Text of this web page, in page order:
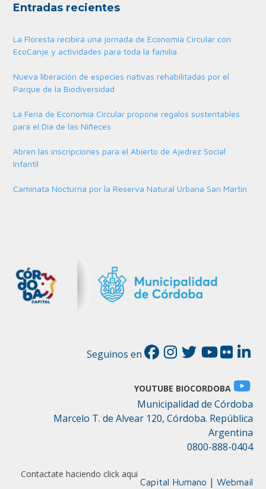
Entradas recientes
La Floresta recibirá una jornada de Economía Circular con
EcoCanje y actividades para toda la familia
Nueva liberación de especies nativas rehabilitadas por el
Parque de la Biodiversidad
La Feria de Economía Circular propone regalos sustentables
para el Día de las Niñeces
Abren las inscripciones para el Abierto de Ajedrez Social
Infantil
Caminata Nocturna por la Reserva Natural Urbana San Martín
Contactate haciendo click aqui
Seguinos en
YOUTUBE BIOCORDOBA
Municipalidad de Córdoba
Marcelo T. de Alvear 120, Córdoba. República
Argentina
0800-888-0404
Capital Humano | Webmail